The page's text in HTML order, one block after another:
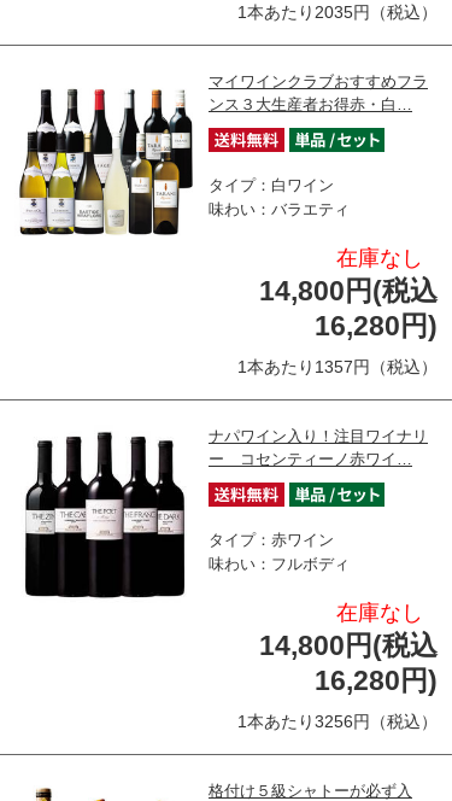
1本あたり2035円（税込）
マイワインクラブおすすめフラ
ンス３大生産者お得赤・白…
タイプ：白ワイン
味わい：バラエティ
在庫なし
14,800円(税込
16,280円)
1本あたり1357円（税込）
ナパワイン入り！注目ワイナリ
ー コセンティーノ赤ワイ…
タイプ：赤ワイン
味わい：フルボディ
在庫なし
14,800円(税込
16,280円)
1本あたり3256円（税込）
格付け５級シャトーが必ず入